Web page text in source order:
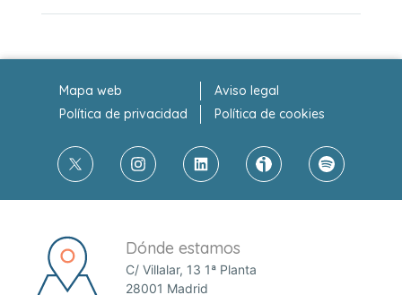
Mapa web
Aviso legal
Política de privacidad
Política de cookies
Dónde estamos
C/ Villalar, 13 1ª Planta
28001 Madrid